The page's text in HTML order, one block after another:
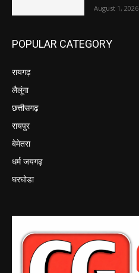
August 1, 2026
POPULAR CATEGORY
रायगढ़
लैलूंगा
छत्तीसगढ़
रायपुर
बेमेतरा
धर्म जयगढ़
घरघोडा